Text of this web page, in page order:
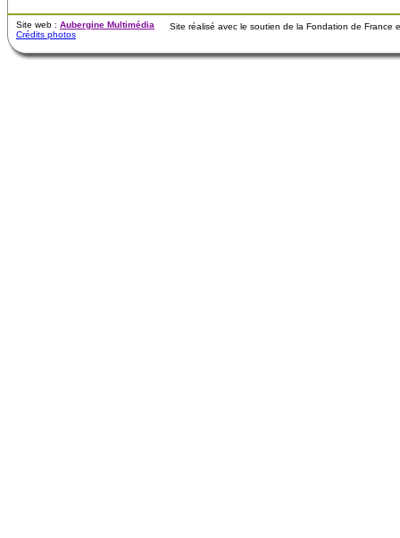
Site web : Aubergine Multimédia
Crédits photos
Site réalisé avec le soutien de la Fondation de France